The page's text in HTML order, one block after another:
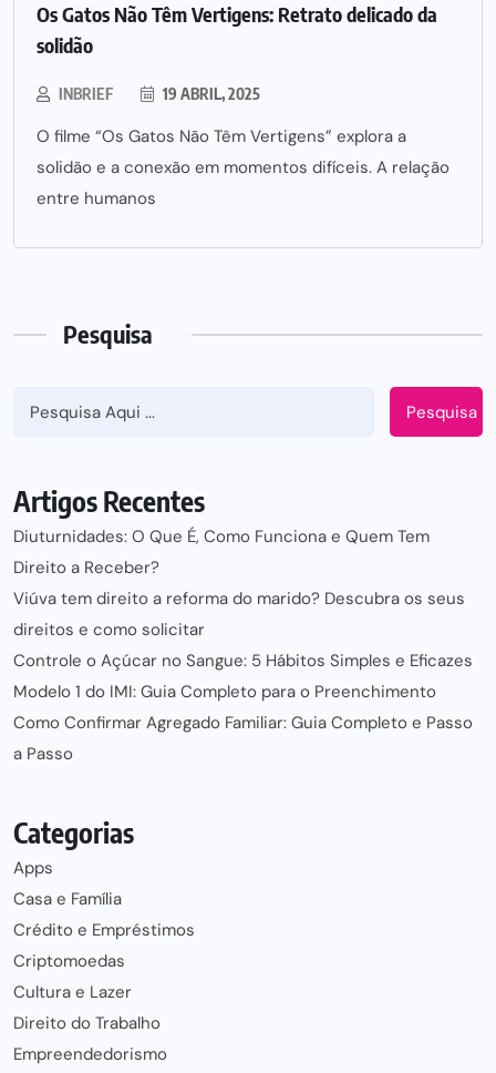
Os Gatos Não Têm Vertigens: Retrato delicado da
solidão
INBRIEF 19 ABRIL, 2025
O filme “Os Gatos Não Têm Vertigens” explora a
solidão e a conexão em momentos difíceis. A relação
entre humanos
Pesquisa
Pesquisa
Artigos Recentes
Diuturnidades: O Que É, Como Funciona e Quem Tem
Direito a Receber?
Viúva tem direito a reforma do marido? Descubra os seus
direitos e como solicitar
Controle o Açúcar no Sangue: 5 Hábitos Simples e Eficazes
Modelo 1 do IMI: Guia Completo para o Preenchimento
Como Confirmar Agregado Familiar: Guia Completo e Passo
a Passo
Categorias
Apps
Casa e Família
Crédito e Empréstimos
Criptomoedas
Cultura e Lazer
Direito do Trabalho
Empreendedorismo